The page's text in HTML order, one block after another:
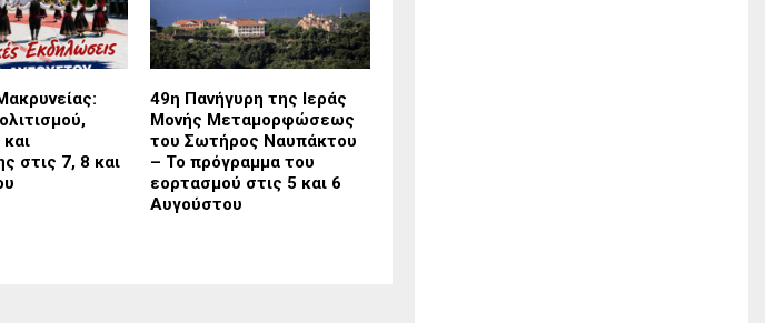
στις 7, 8 και
49η Πανήγυρη της Ιεράς
Μονής Μεταμορφώσεως
του Σωτήρος Ναυπάκτου
– Το πρόγραμμα του
εορτασμού στις 5 και 6
Αυγούστου